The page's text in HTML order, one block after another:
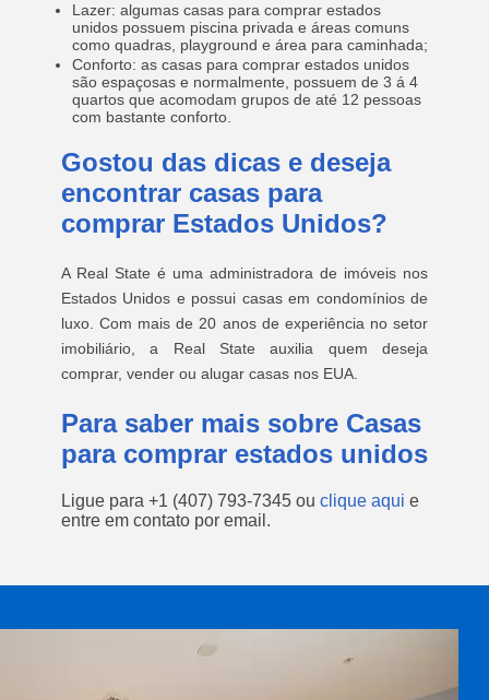
Lazer: algumas casas para comprar estados
unidos possuem piscina privada e áreas comuns
como quadras, playground e área para caminhada;
Conforto: as casas para comprar estados unidos
são espaçosas e normalmente, possuem de 3 á 4
quartos que acomodam grupos de até 12 pessoas
com bastante conforto.
Gostou das dicas e deseja
encontrar casas para
comprar Estados Unidos?
A Real State é uma administradora de imóveis nos
Estados Unidos e possui casas em condomínios de
luxo. Com mais de 20 anos de experiência no setor
imobiliário, a Real State auxilia quem deseja
comprar, vender ou alugar casas nos EUA.
Para saber mais sobre Casas
para comprar estados unidos
Ligue para +1 (407) 793-7345 ou clique aqui e
entre em contato por email.